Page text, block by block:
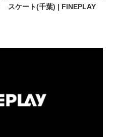
スケート(千葉) | FINEPLAY